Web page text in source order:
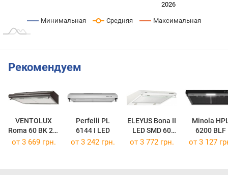
2026
Минимальная Средняя Максимальная
Рекомендуем
VENTOLUX
Roma 60 BK 2M
Lux
Perfelli PL
6144 I LED
ELEYUS Bona II
LED SMD 60
WH
Minola
6200 BLF
от 3 669 грн. от 3 242 грн. от 3 772 грн. от 3 127